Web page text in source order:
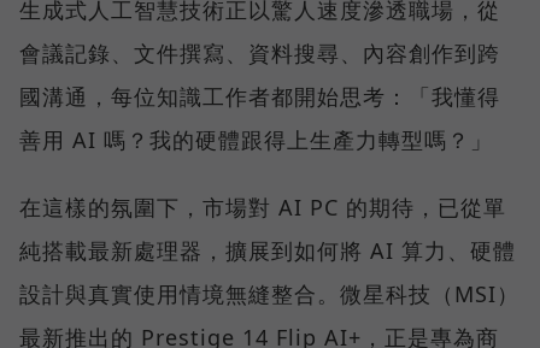
生成式人工智慧技術正以驚人速度滲透職場，從
會議記錄、文件撰寫、資料搜尋、內容創作到跨
國溝通，每位知識工作者都開始思考：「我懂得
善用 AI 嗎？我的硬體跟得上生產力轉型嗎？」
在這樣的氛圍下，市場對 AI PC 的期待，已從單
純搭載最新處理器，擴展到如何將 AI 算力、硬體
設計與真實使用情境無縫整合。微星科技（MSI）
最新推出的 Prestige 14 Flip AI+，正是專為商